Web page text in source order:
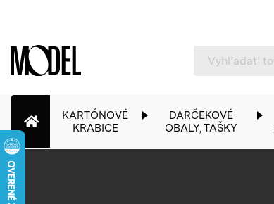
PackShop
KARTÓNOVÉ
KRABICE
DARČEKOVÉ
OBALY, TAŠKY